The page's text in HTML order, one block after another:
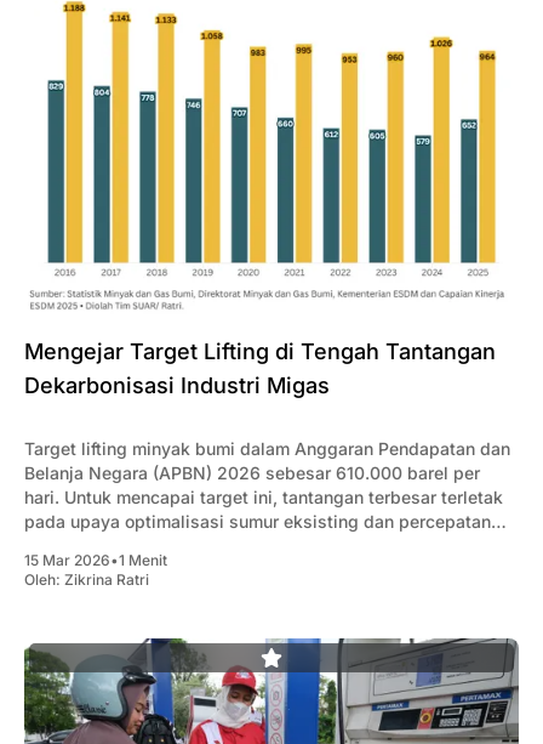
Mengejar Target Lifting di Tengah Tantangan
Dekarbonisasi Industri Migas
Target lifting minyak bumi dalam Anggaran Pendapatan dan
Belanja Negara (APBN) 2026 sebesar 610.000 barel per
hari. Untuk mencapai target ini, tantangan terbesar terletak
pada upaya optimalisasi sumur eksisting dan percepatan
15 Mar 2026•1 Menit
Oleh: Zikrina Ratri